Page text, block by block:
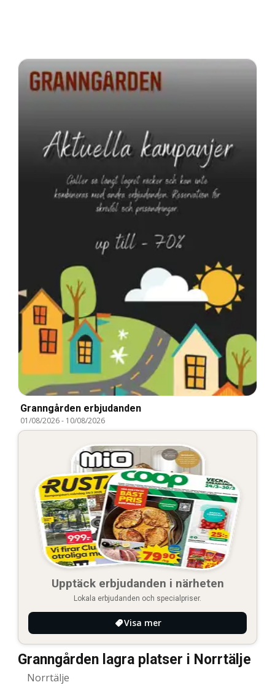
Granngården erbjudanden
01/08/2026- 10/08/2026
Upptäck erbjudanden i närheten
Lokala erbjudanden och specialpriser.
Visa mer
Granngården lagra platser i Norrtälje
Norrtälje